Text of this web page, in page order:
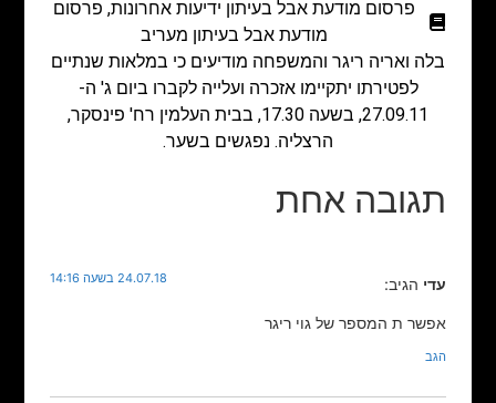
פרסום מודעת אבל בעיתון ידיעות אחרונות, פרסום
מודעת אבל בעיתון מעריב
בלה ואריה ריגר והמשפחה מודיעים כי במלאות שנתיים
לפטירתו יתקיימו אזכרה ועלייה לקברו ביום ג' ה-
27.09.11, בשעה 17.30, בבית העלמין רח' פינסקר,
הרצליה. נפגשים בשער.
תגובה אחת
עדי הגיב: 24.07.18 בשעה 14:16
אפשר ת המספר של גוי ריגר
הגב